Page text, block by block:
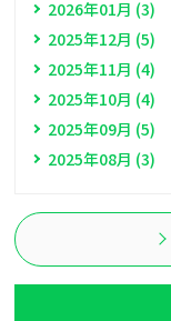
2026年01月 (3)
2025年12月 (5)
2025年11月 (4)
2025年10月 (4)
2025年09月 (5)
2025年08月 (3)